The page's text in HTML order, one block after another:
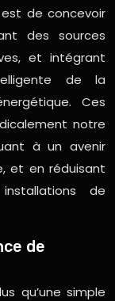
de concevoir
des sources
et intégrant
de la
Ces
notre
à un avenir
et en réduisant
de
de
qu’une simple